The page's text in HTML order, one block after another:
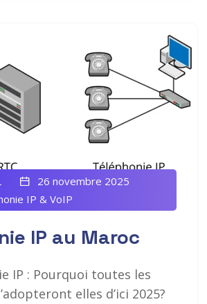
26 novembre 2025
IP & VoIP
IP au Maroc
IP : Pourquoi toutes les
elles d’ici 2025?